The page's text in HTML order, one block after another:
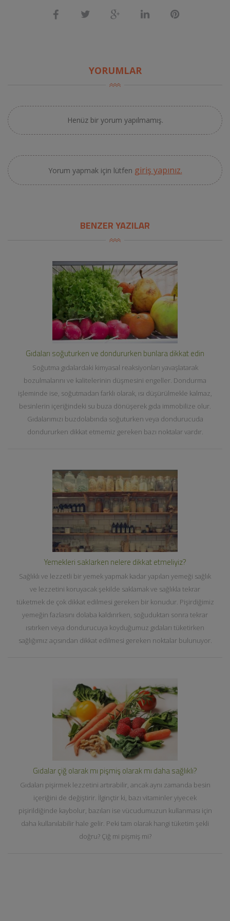
YORUMLAR
Henüz bir yorum yapılmamış.
Yorum yapmak için lütfen giriş yapınız.
BENZER YAZILAR
Gıdaları soğuturken ve dondururken bunlara dikkat edin
Soğutma gıdalardaki kimyasal reaksiyonları yavaşlatarak
bozulmalarını ve kalitelerinin düşmesini engeller. Dondurma
işleminde ise, soğutmadan farklı olarak, ısı düşürülmekle kalmaz,
besinlerin içeriğindeki su buza dönüşerek gıda immobilize olur.
Gıdalarımızı buzdolabında soğuturken veya dondurucuda
dondururken dikkat etmemiz gereken bazı noktalar vardır.
Yemekleri saklarken nelere dikkat etmeliyiz?
Sağlıklı ve lezzetli bir yemek yapmak kadar yapılan yemeği sağlık
ve lezzetini koruyacak şekilde saklamak ve sağlıkla tekrar
tüketmek de çok dikkat edilmesi gereken bir konudur. Pişirdiğimiz
yemeğin fazlasını dolaba kaldırırken, soğuduktan sonra tekrar
ısıtırken veya dondurucuya koyduğumuz gıdaları tüketirken
sağlığımız açısından dikkat edilmesi gereken noktalar bulunuyor.
Gıdalar çiğ olarak mı pişmiş olarak mı daha sağlıklı?
Gıdaları pişirmek lezzetini artırabilir, ancak aynı zamanda besin
içeriğini de değiştirir. İlginçtir ki, bazı vitaminler yiyecek
pişirildiğinde kaybolur, bazıları ise vücudumuzun kullanması için
daha kullanılabilir hale gelir. Peki tam olarak hangi tüketim şekli
doğru? Çiğ mi pişmiş mi?